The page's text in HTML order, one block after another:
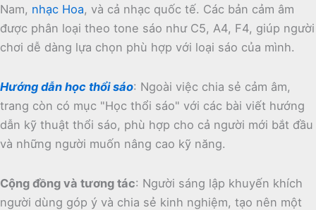
Nam, nhạc Hoa, và cả nhạc quốc tế. Các bản cảm âm
được phân loại theo tone sáo như C5, A4, F4, giúp người
chơi dễ dàng lựa chọn phù hợp với loại sáo của mình.
Hướng dẫn học thổi sáo: Ngoài việc chia sẻ cảm âm,
trang còn có mục "Học thổi sáo" với các bài viết hướng
dẫn kỹ thuật thổi sáo, phù hợp cho cả người mới bắt đầu
và những người muốn nâng cao kỹ năng.
Cộng đồng và tương tác: Người sáng lập khuyến khích
người dùng góp ý và chia sẻ kinh nghiệm, tạo nên một